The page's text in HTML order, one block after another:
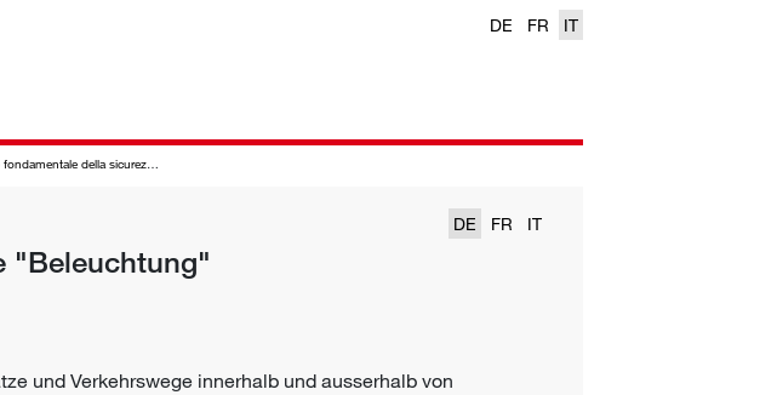
DE FR IT
della sicurezza "illuminazione"
DE FR IT
"Beleuchtung"
und Verkehrswege innerhalb und ausserhalb von